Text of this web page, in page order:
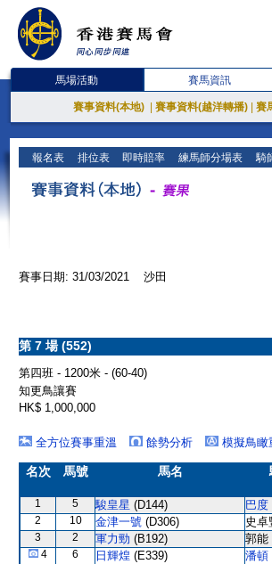
馬場活動 賽馬資訊
賽事資料(本地) 賽事資料(越洋轉播) 賽
報名表 排位表 即時賠率 練馬師分場表 騎
賽事日期: 31/03/2021 沙田
第 7 場 (552)
第四班 - 1200米 - (60-40)
知更鳥讓賽
HK$ 1,000,000
全方位賽事重溫
餘勢分析 模擬鳥瞰
名次 馬號 馬名
1 5 駿皇星 (D144) 巴度
2 10 金津一號 (D306) 史卓
3 2 軍力勁 (B192) 郭能
4 6 日輝煌 (E339) 潘頓